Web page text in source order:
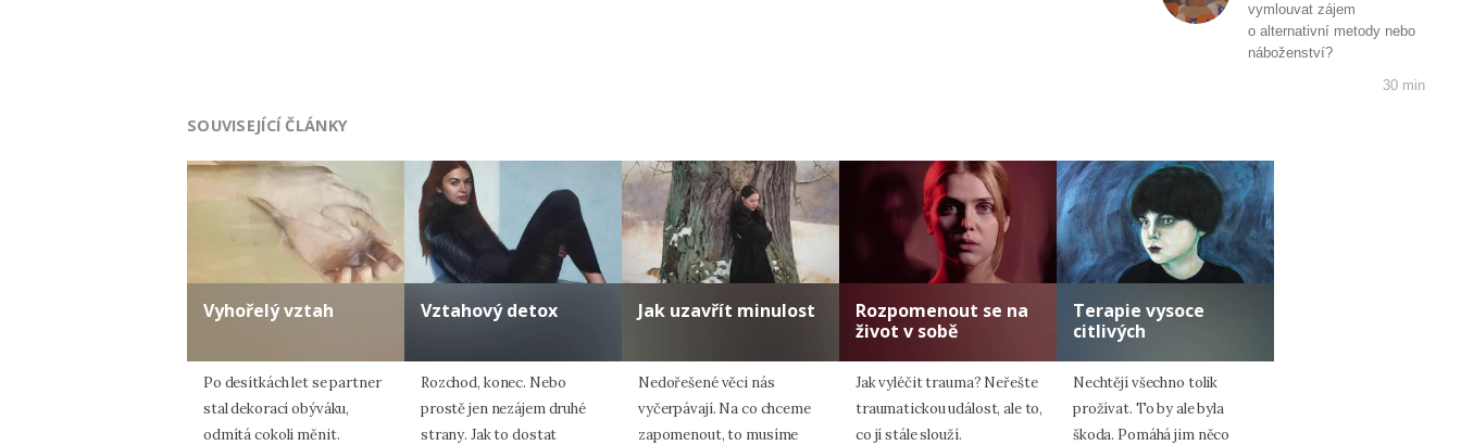
vymlouvat zájem
o alternativní metody nebo
náboženství?
30 min
SOUVISEJÍCÍ ČLÁNKY
Vyhořelý vztah
Po desítkách let se partner
stal dekorací obýváku,
odmítá cokoli měnit.
Vztahový detox
Rozchod, konec. Nebo
prostě jen nezájem druhé
strany. Jak to dostat
Jak uzavřít minulost
Nedořešené věci nás
vyčerpávají. Na co chceme
zapomenout, to musíme
Rozpomenout se na
život v sobě
Jak vyléčit trauma? Neřešte
traumatickou událost, ale to,
co jí stále slouží.
Terapie vysoce
citlivých
Nechtějí všechno tolik
prožívat. To by ale byla
škoda. Pomáhá jim něco